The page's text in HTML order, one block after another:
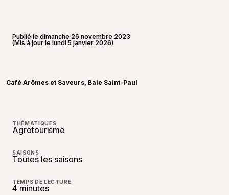
Publié le dimanche 26 novembre 2023
(Mis à jour le lundi 5 janvier 2026)
Café Arômes et Saveurs, Baie Saint-Paul
THÉMATIQUES
Agrotourisme
SAISONS
Toutes les saisons
TEMPS DE LECTURE
4 minutes